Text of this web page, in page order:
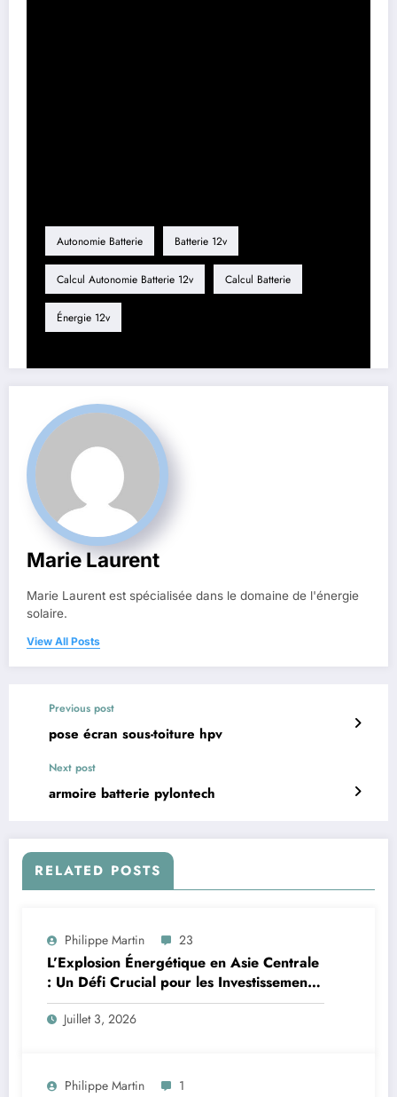
Autonomie Batterie Batterie 12v
Calcul Autonomie Batterie 12v Calcul Batterie
Énergie 12v
Marie Laurent
Marie Laurent est spécialisée dans le domaine de l'énergie
solaire.
View All Posts
Previous post
pose écran sous-toiture hpv
Next post
armoire batterie pylontech
RELATED POSTS
Philippe Martin 23
L’Explosion Énergétique en Asie Centrale
: Un Défi Crucial pour les Investissements
Globaux
Juillet 3, 2026
Philippe Martin 1